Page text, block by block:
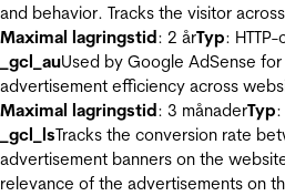
and behavior. Tracks the visitor
Maximal lagringstid: 2 årTyp:
_gcl_auUsed by Google AdSense
advertisement efficiency across
Maximal lagringstid: 3 månaderTyp:
_gcl_lsTracks the conversion rate
advertisement banners on the
relevance of the advertisements on